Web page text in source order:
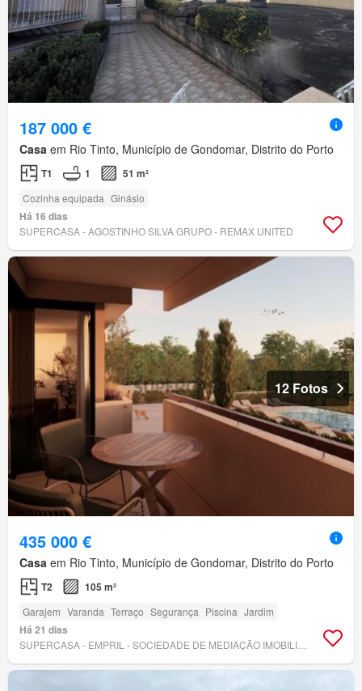
187 000 €
Casa em Rio Tinto, Município de Gondomar, Distrito do Porto
T1 1 51 m²
Cozinha equipada Ginásio
Há 16 dias
SUPERCASA - AGOSTINHO SILVA GRUPO - REMAX UNITED
12 Fotos
435 000 €
Casa em Rio Tinto, Município de Gondomar, Distrito do Porto
T2 105 m²
Garajem Varanda Terraço Segurança Piscina Jardim
Há 21 dias